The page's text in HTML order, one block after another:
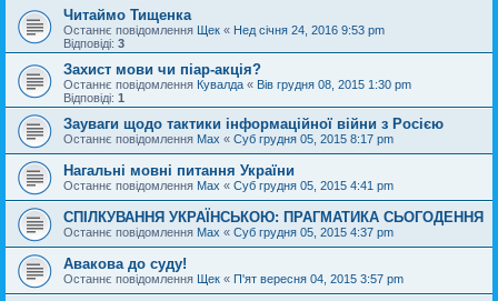
Читаймо Тищенка
Останнє повідомлення Щек « Нед січня 24, 2016 9:53 pm
Відповіді: 3
Захист мови чи піар-акція?
Останнє повідомлення Кувалда « Вів грудня 08, 2015 1:30 pm
Відповіді: 1
Зауваги щодо тактики інформаційної війни з Росією
Останнє повідомлення Max « Суб грудня 05, 2015 8:17 pm
Нагальні мовні питання України
Останнє повідомлення Max « Суб грудня 05, 2015 4:41 pm
СПІЛКУВАННЯ УКРАЇНСЬКОЮ: ПРАГМАТИКА СЬОГОДЕННЯ
Останнє повідомлення Max « Суб грудня 05, 2015 4:37 pm
Авакова до суду!
Останнє повідомлення Щек « П'ят вересня 04, 2015 3:57 pm